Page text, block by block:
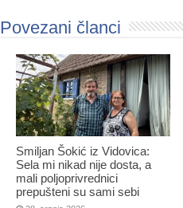
Povezani članci
Smiljan Šokić iz Vidovica:
Sela mi nikad nije dosta, a
mali poljoprivrednici
prepušteni su sami sebi